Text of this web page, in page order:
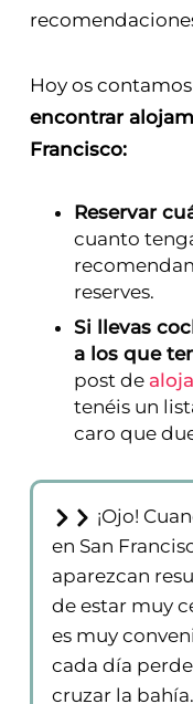
Hoy os
encontrar
Francisco:
Reservar
cuanto
reserves.
Si llevas
a los que
post de
tenéis un
caro que
¡Ojo!
en San
aparezcan
de estar muy
es muy
cada día
cruzar la bahía.